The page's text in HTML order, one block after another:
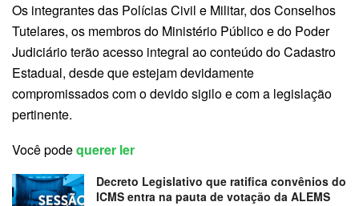
Os integrantes das Polícias Civil e Militar, dos Conselhos
Tutelares, os membros do Ministério Público e do Poder
Judiciário terão acesso integral ao conteúdo do Cadastro
Estadual, desde que estejam devidamente
compromissados com o devido sigilo e com a legislação
pertinente.
Você podequerer ler
Decreto Legislativo que ratifica convênios do
ICMS entra na pauta de votação da ALEMS